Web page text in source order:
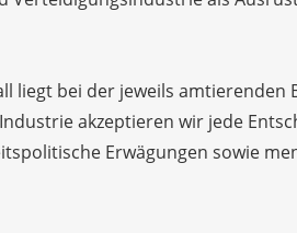
liegt bei der jeweils
akzeptieren wir jede
Erwägungen sowie